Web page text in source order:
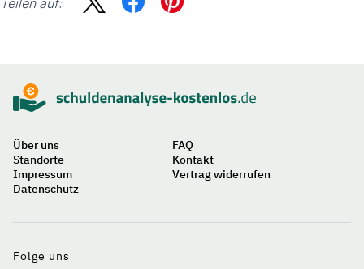
Über uns
FAQ
Standorte
Kontakt
Impressum
Vertrag widerrufen
Datenschutz
Folge uns